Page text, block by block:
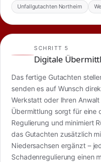
Unfallgutachten Northeim
SCHRITT 5
Digitale
Das fertige Gutachten
senden es auf Wunsch
Werkstatt oder Ihren
Übermittlung sorgt für eine
Regulierung und minimiert
das Gutachten zusätzlich
Niedersachsen ergänzt –
Schadenregulierung einen